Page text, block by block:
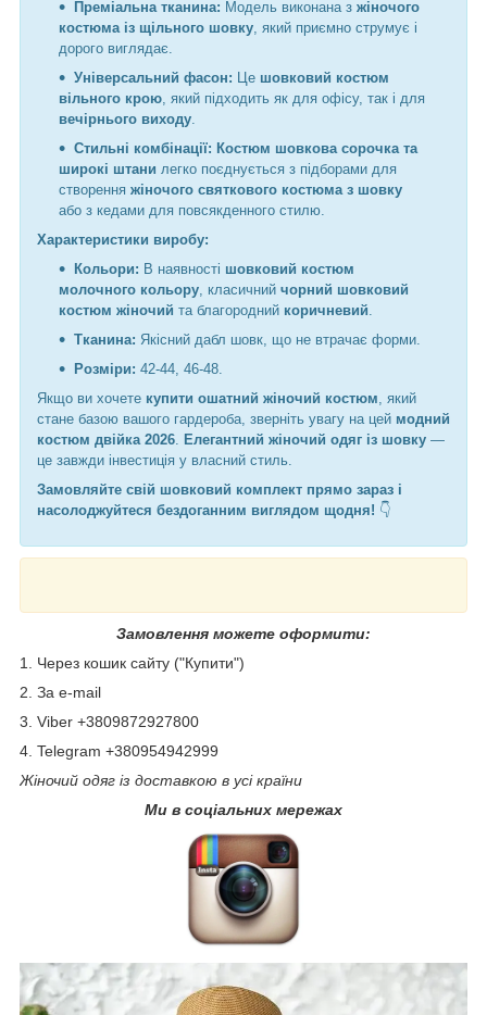
Преміальна тканина: Модель виконана з жіночого
костюма із щільного шовку, який приємно струмує і
дорого виглядає.
Універсальний фасон: Це шовковий костюм
вільного крою, який підходить як для офісу, так і для
вечірнього виходу.
Стильні комбінації: Костюм шовкова сорочка та
широкі штани легко поєднується з підборами для
створення жіночого святкового костюма з шовку
або з кедами для повсякденного стилю.
Характеристики виробу:
Кольори: В наявності шовковий костюм
молочного кольору, класичний чорний шовковий
костюм жіночий та благородний коричневий.
Тканина: Якісний дабл шовк, що не втрачає форми.
Розміри: 42-44, 46-48.
Якщо ви хочете купити ошатний жіночий костюм, який
стане базою вашого гардероба, зверніть увагу на цей модний
костюм двійка 2026. Елегантний жіночий одяг із шовку —
це завжди інвестиція у власний стиль.
Замовляйте свій шовковий комплект прямо зараз і
насолоджуйтеся бездоганним виглядом щодня! 👇
Замовлення можете оформити:
1. Через кошик сайту ("Купити")
2. За e-mail
3. Viber +3809872927800
4. Telegram +380954942999
Жіночий одяг із доставкою в усі країни
Ми в соціальних мережах